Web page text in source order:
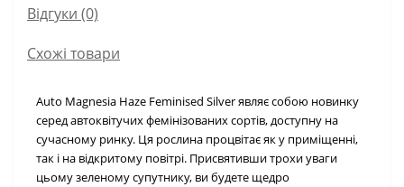
Відгуки (0)
Схожі товари
Auto Magnesia Haze Feminised Silver являє собою новинку
серед автоквітучих фемінізованих сортів, доступну на
сучасному ринку. Ця рослина процвітає як у приміщенні,
так і на відкритому повітрі. Присвятивши трохи уваги
цьому зеленому супутнику, ви будете щедро